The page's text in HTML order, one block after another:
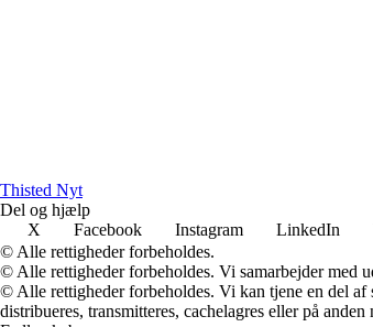
Thisted Nyt
Del og hjælp
X
Facebook Instagram LinkedIn
© Alle rettigheder forbeholdes.
© Alle rettigheder forbeholdes. Vi samarbejder med
© Alle rettigheder forbeholdes. Vi kan tjene en del af
distribueres, transmitteres, cachelagres eller på